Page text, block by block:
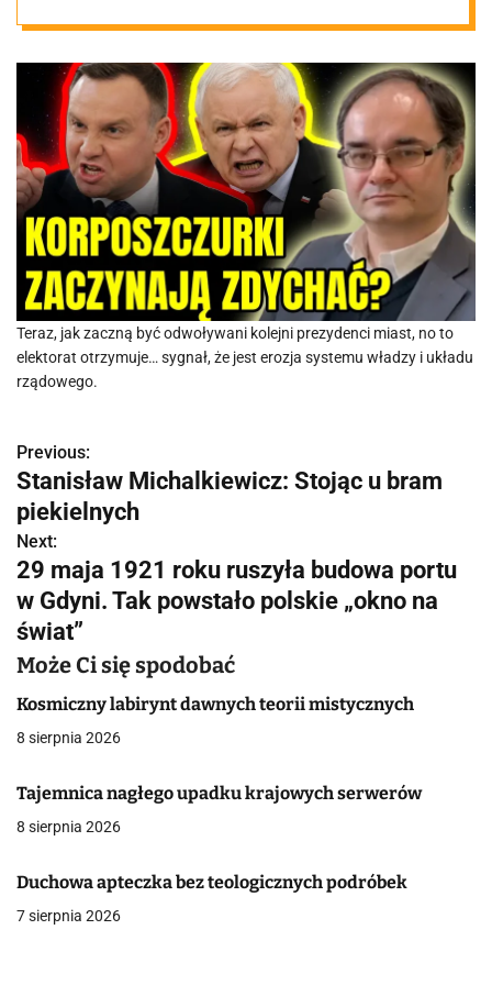
upadku rządu?
Teraz, jak zaczną być odwoływani kolejni prezydenci miast, no to
elektorat otrzymuje… sygnał, że jest erozja systemu władzy i układu
rządowego.
N
a
w
i
g
a
c
j
a
w
p
i
Previous:
Stanisław Michalkiewicz: Stojąc u bram
piekielnych
Next:
29 maja 1921 roku ruszyła budowa portu
w Gdyni. Tak powstało polskie „okno na
świat”
Może Ci się spodobać
Kosmiczny labirynt dawnych teorii mistycznych
8 sierpnia 2026
Tajemnica nagłego upadku krajowych serwerów
8 sierpnia 2026
Duchowa apteczka bez teologicznych podróbek
7 sierpnia 2026